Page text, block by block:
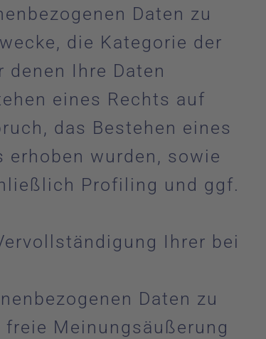
Daten zu
die Kategorie der
denen Ihre Daten
eines Rechts auf
das Bestehen eines
wurden, sowie
Profiling und ggf.
Ihrer bei
Daten zu
Meinungsäußerung